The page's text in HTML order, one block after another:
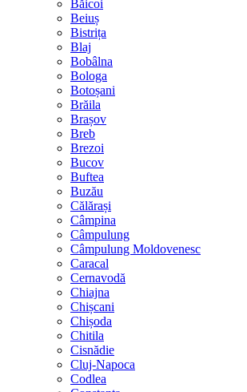
Băicoi
Beiuș
Bistrița
Blaj
Bobâlna
Bologa
Botoșani
Brăila
Brașov
Breb
Brezoi
Bucov
Buftea
Buzău
Călărași
Câmpina
Câmpulung
Câmpulung Moldovenesc
Caracal
Cernavodă
Chiajna
Chișcani
Chișoda
Chitila
Cisnădie
Cluj-Napoca
Codlea